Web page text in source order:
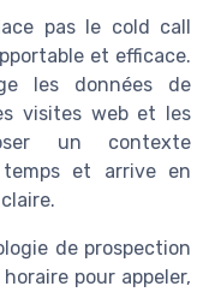
pas le cold call
et efficace.
les données de
visites web et les
un contexte
et arrive en
de prospection
pour appeler,